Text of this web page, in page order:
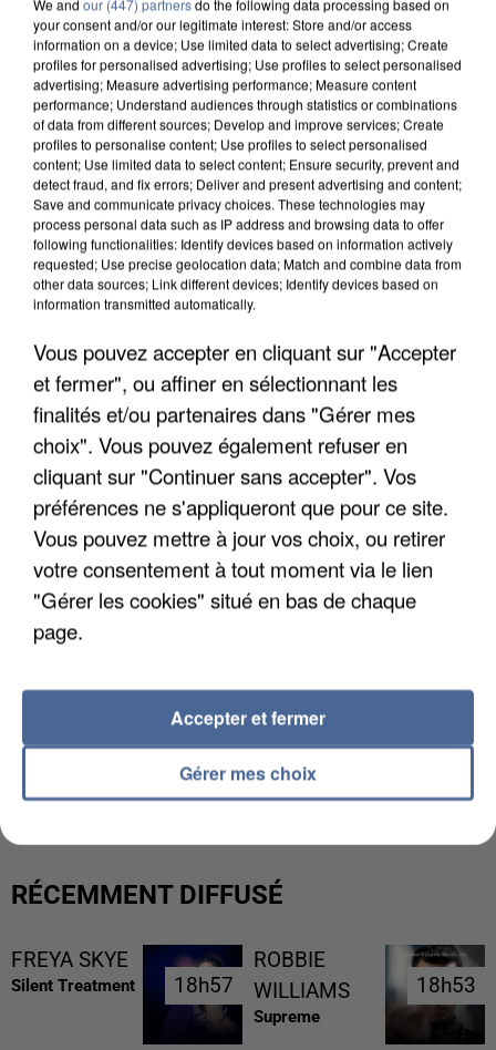
DE FAUNE SAUVAGE SONT...
L’UN DES FONDATEURS SUPPOSÉS DE LA DZ
MAFIA INTERPELLÉ EN ALGÉRIE
RÉCEMMENT DIFFUSÉ
FREYA SKYE
Silent Treatment 18h57
18h57
ROBBIE
WILLIAMS
Supreme
18h53
18h53
We and our (447) partnersdo the following data processing based on
your consent and/or our legitimate interest: Store and/or access
information on a device; Use limited data to select advertising; Create
profiles for personalised advertising; Use profiles to select personalised
advertising; Measure advertising performance; Measure content
performance; Understand audiences through statistics or combinations
of data from different sources; Develop and improve services; Create
profiles to personalise content; Use profiles to select personalised
content; Use limited data to select content; Ensure security, prevent and
detect fraud, and fix errors; Deliver and present advertising and content;
Save and communicate privacy choices. These technologies may
process personal data such as IP address and browsing data to offer
following functionalities: Identify devices based on information actively
requested; Use precise geolocation data; Match and combine data from
other data sources; Link different devices; Identify devices based on
information transmitted automatically.
Vous pouvez accepter en cliquant sur "Accepter
et fermer", ou affiner en sélectionnant les
finalités et/ou partenaires dans "Gérer mes
choix". Vous pouvez également refuser en
cliquant sur "Continuer sans accepter". Vos
préférences ne s'appliqueront que pour ce site.
Vous pouvez mettre à jour vos choix, ou retirer
votre consentement à tout moment via le lien
"Gérer les cookies" situé en bas de chaque
page.
Gérer mes choix
Accepter et fermer